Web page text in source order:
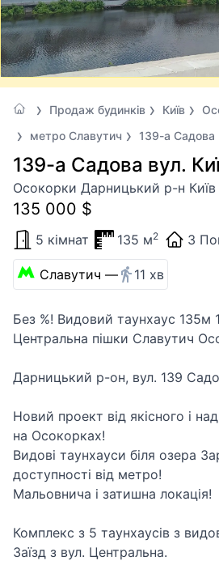
Продаж будинків Київ
метро Славутич
139-а Садова
139-а Садова вул.
Осокорки Дарницький р-н Київ
135 000 $
5 кімнат 135 м2 3
Славутич — 11 хв
Без %! Видовий таунхаус 135м
Центральна пішки Славутич
Дарницький р-он, вул. 139
Новий проект від якісного і
на Осокорках!
Видові таунхауси біля озера
доступності від метро!
Мальовнича і затишна локація!
Комплекс з 5 таунхаусів з
Заїзд з вул. Центральна.